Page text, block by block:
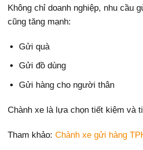
Không chỉ doanh nghiệp, nhu cầu
cũng tăng mạnh:
Gửi quà
Gửi đồ dùng
Gửi hàng cho người thân
Chành xe là lựa chọn tiết kiệm và
Tham khảo: Chành xe gửi hàng